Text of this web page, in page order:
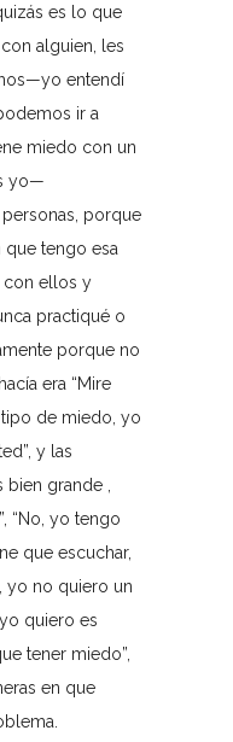
es lo que
alguien, les
entendí
ir a
miedo con un
yo—
porque
tengo esa
con ellos y
practiqué o
porque no
era “Mire
tipo de miedo, yo
y las
grande ,
“No, yo tengo
que escuchar,
yo no quiero un
quiero es
tener miedo”,
en que